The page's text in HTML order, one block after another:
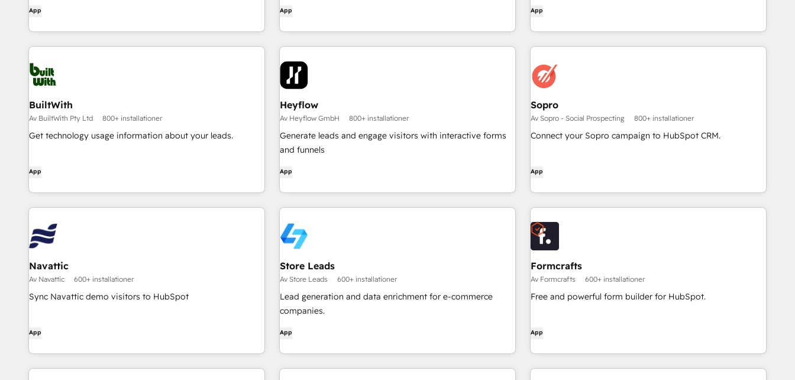
App App App
BuiltWith
Av BuiltWith Pty Ltd 800+ installationer
Get technology usage information about your leads.
App
Heyflow
Av Heyflow GmbH 800+ installationer
Generate leads and engage visitors with interactive forms
and funnels
App
Sopro
Av Sopro - Social Prospecting 800+ installationer
Connect your Sopro campaign to HubSpot CRM.
App
Navattic
Av Navattic 600+ installationer
Sync Navattic demo visitors to HubSpot
App
Store Leads
Av Store Leads 600+ installationer
Lead generation and data enrichment for e-commerce
companies.
App
Formcrafts
Av Formcrafts 600+ installationer
Free and powerful form builder for HubSpot.
App